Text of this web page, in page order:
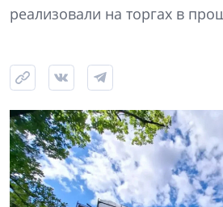
реализовали на торгах в